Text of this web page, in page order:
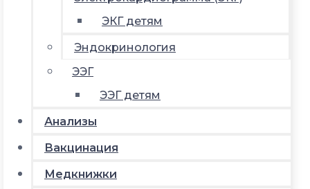
ЭКГ детям
Эндокринология
ЭЭГ
ЭЭГ детям
Анализы
Вакцинация
Медкнижки